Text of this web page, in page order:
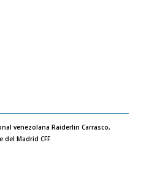
venezolana Raiderlin Carrasco,
del Madrid CFF